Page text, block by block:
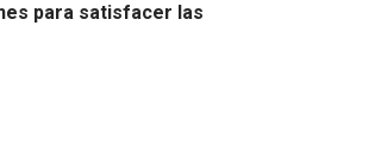
para satisfacer las